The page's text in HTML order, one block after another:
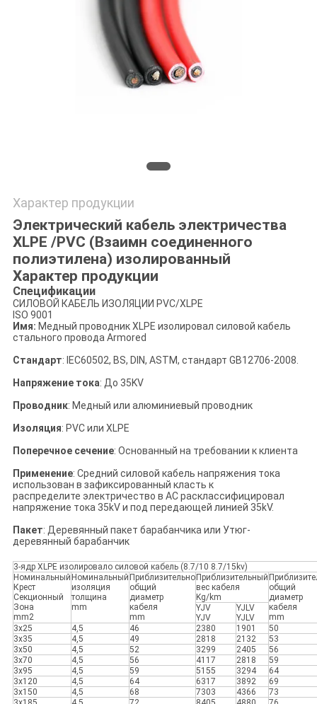
Характер продукции
Электрический кабель электричества
XLPE /PVC (Взаимн соединенного
полиэтилена) изолированный
Характер продукции
Спецификации
СИЛОВОЙ КАБЕЛЬ ИЗОЛЯЦИИ PVC/XLPE
ISO 9001
Имя: Медный проводник XLPE изолировал силовой кабель
стального провода Armored
Стандарт: IEC60502, BS, DIN, ASTM, стандарт GB12706-2008.
Напряжение тока: До 35KV
Проводник: Медный или алюминиевый проводник
Изоляция: PVC или XLPE
Поперечное сечение: Основанный на требовании к клиента
Применение: Средний силовой кабель напряжения тока
использован в зафиксированный класть к
распределите электричество в AC расклассифицировал
напряжение тока 35kV и под передающей линией 35kV.
Пакет: Деревянный пакет барабанчика или Утюг-
деревянный барабанчик
3-ядр XLPE изолировало силовой кабель (8.7/10 8.7/15kv)
Номинальный
Крест
Секционный
Зона
mm2
Номинальный
изоляция
толщина
mm
Приблизительно
общий
диаметр
кабеля
mm
Приблизительный
вес кабеля
Kg/km
общий
диаметр
кабеля
mm
YJV
YJV
YJLV
YJLV
3x25
4,5 46 2380 1901
50
3x35
4,5 49 2818 2132
53
3x50
4,5 52 3299 2405
56
3x70
4,5 56 4117 2818
59
3x95
4,5 59 5155 3294
64
3x120
4,5 64 6317 3892
69
3x150
4,5 68 7303 4366
73